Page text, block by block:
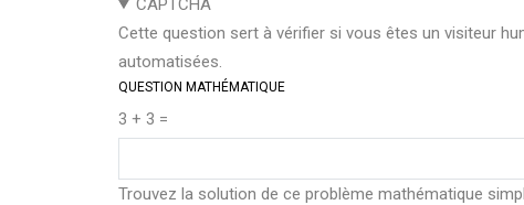
CAPTCHA
Cette question sert à vérifier si vous êtes un visiteur
automatisées.
QUESTION MATHÉMATIQUE
3 + 3 =
Trouvez la solution de ce problème mathématique